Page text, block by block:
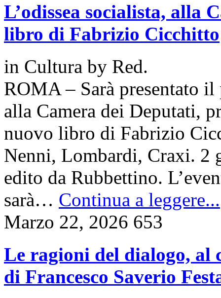
L’odissea socialista, alla
libro di Fabrizio Cicchitto
in Cultura by Red.
ROMA – Sarà presentato
alla Camera dei Deputati,
nuovo libro di Fabrizio
Nenni, Lombardi, Craxi. 2
edito da Rubbettino.
sarà… Continua a leggere...
Marzo 22, 2026 653
Le ragioni del dialogo, al
di Francesco Saverio